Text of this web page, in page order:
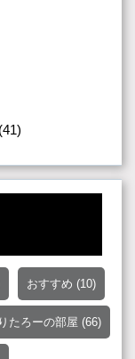
(41)
おすすめ (10)
たろーの部屋 (66)